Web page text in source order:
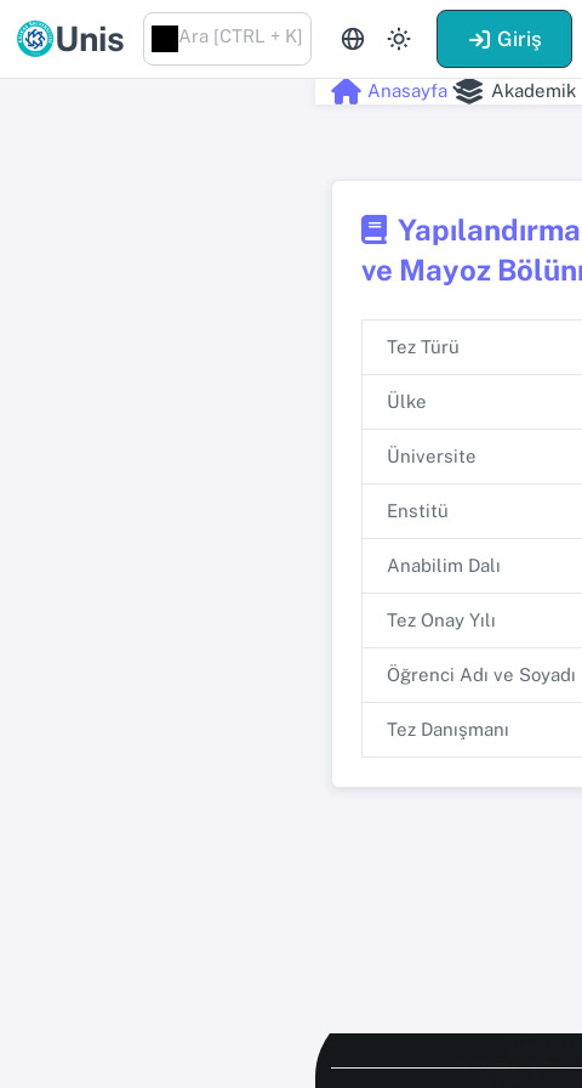
Unis Ara [CTRL + K] Giriş
Anasayfa
ve Mayoz
Tez Türü
Ülke
Üniversite
Enstitü
Anabilim Dalı
Tez Onay Yılı
Öğrenci Adı ve Soyadı
Tez Danışmanı